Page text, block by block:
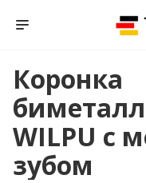
Коронка
WILPU с
зубом